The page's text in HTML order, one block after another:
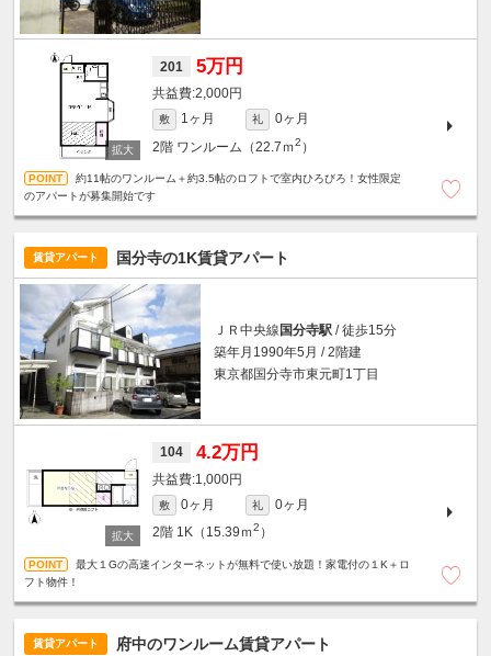
201 5万円
2,000円
敷 1ヶ月 礼
0ヶ月
2階 ワンルーム（22.7ｍ2 ）
約11帖のワンルーム＋約3.5帖のロフトで室内ひろびろ！女性限定
のアパートが募集開始です
賃貸アパート 国分寺の1K賃貸アパート
ＪＲ中央線国分寺駅 / 徒歩15分
築年月1990年5月 / 2階建
東京都国分寺市東元町1丁目
104 4.2万円
1,000円
敷 0ヶ月 礼
0ヶ月
2階 1K（15.39ｍ2 ）
最大１Gの高速インターネットが無料で使い放題！家電付の１K＋ロ
フト物件！
賃貸アパート 府中のワンルーム賃貸アパート